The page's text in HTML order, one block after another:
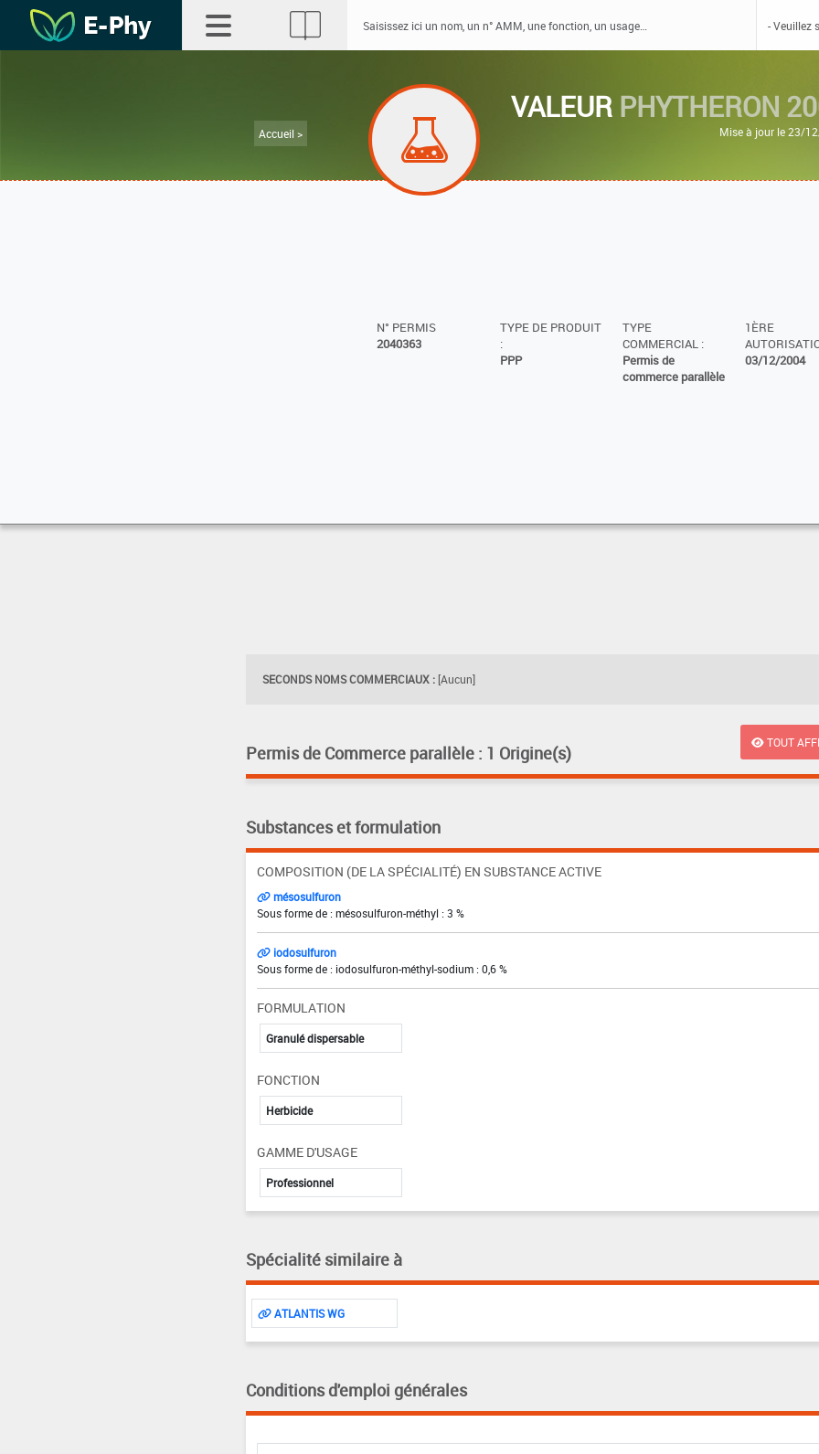
Accueil >
VALEUR PHYTHERON
Mise à jour le 23/
N° PERMIS
2040363
TYPE DE PRODUIT
:
PPP
TYPE
COMMERCIAL :
Permis de
commerce parallèle
1ÈRE
03/12/2004
SECONDS NOMS COMMERCIAUX : [Aucun]
Permis de Commerce parallèle : 1 Origine(s) TOUT
Substances et formulation
COMPOSITION (DE LA SPÉCIALITÉ) EN SUBSTANCE ACTIVE
mésosulfuron
Sous forme de : mésosulfuron-méthyl : 3 %
iodosulfuron
Sous forme de : iodosulfuron-méthyl-sodium : 0,6 %
FORMULATION
Granulé dispersable
FONCTION
Herbicide
GAMME D'USAGE
Professionnel
Spécialité similaire à
ATLANTIS WG
Conditions d'emploi générales